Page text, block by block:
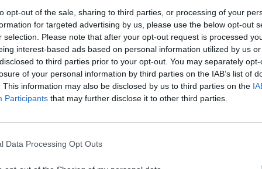
opt-out of the sale, sharing to third parties, or processing of your
for targeted advertising by us, please use the below opt-out
selection. Please note that after your opt-out request is processed
interest-based ads based on personal information utilized by us
to third parties prior to your opt-out. You may separately
of your personal information by third parties on the IAB’s list of
This information may also be disclosed by us to third parties on the
Participants that may further disclose it to other third parties.
Data Processing Opt Outs
Έλληνας πολιτικός, ο Μιλτιάδης Έβερτ.
παράδειγμα, μας δίδαξε ότι η πεμπτουσία
προάσπιση των συμφερόντων του λαού μας, η
για την προάσπιση των ιδεών μας.
τότε, που το 1993 υπογράψαμε για την
και θυμούμαι με συγκίνηση τους
τις αξίες της Παράταξης μας, μέσα και έξω